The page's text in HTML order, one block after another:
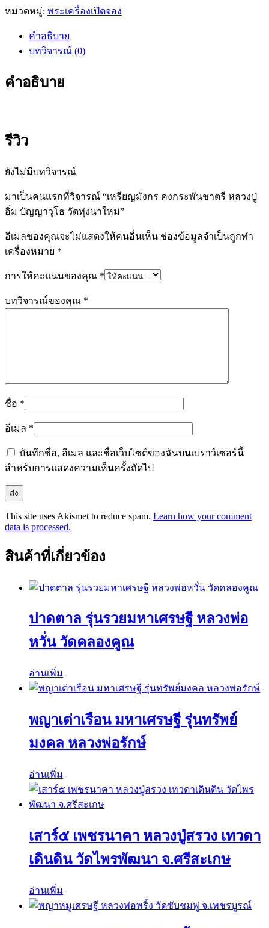
หมวดหมู่: พระเครื่องเปิดจอง
คำอธิบาย
บทวิจารณ์ (0)
คำอธิบาย
รีวิว
ยังไม่มีบทวิจารณ์
มาเป็นคนแรกที่วิจารณ์ “เหรียญมังกร คงกระพันชาตรี หลวงปู่
อิ่ม ปัญญาวุโธ วัดทุ่งนาใหม่”
อีเมลของคุณจะไม่แสดงให้คนอื่นเห็น ช่องข้อมูลจำเป็นถูกทำ
เครื่องหมาย *
การให้คะแนนของคุณ *
บทวิจารณ์ของคุณ *
ชื่อ *
อีเมล *
บันทึกชื่อ, อีเมล และชื่อเว็บไซต์ของฉันบนเบราว์เซอร์นี้
สำหรับการแสดงความเห็นครั้งถัดไป
This site uses Akismet to reduce spam. Learn how your comment
data is processed.
สินค้าที่เกี่ยวข้อง
ปาดตาล รุ่นรวยมหาเศรษฐี หลวงพ่อ
หวั่น วัดคลองคูณ
อ่านเพิ่ม
พญาเต่าเรือน มหาเศรษฐี รุ่นทรัพย์
มงคล หลวงพ่อรักษ์
อ่านเพิ่ม
เสาร์๕ เพชรนาคา หลวงปู่สรวง เทวดา
เดินดิน วัดไพรพัฒนา จ.ศรีสะเกษ
อ่านเพิ่ม